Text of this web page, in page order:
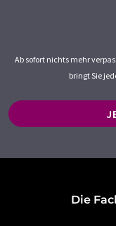
Ab sofort nichts mehr
bringt Sie
Die